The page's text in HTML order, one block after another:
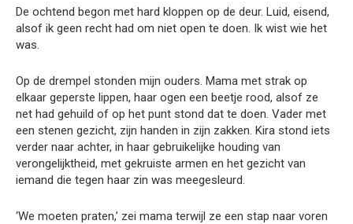
De ochtend begon met hard kloppen op de deur. Luid, eisend,
alsof ik geen recht had om niet open te doen. Ik wist wie het
was.
Op de drempel stonden mijn ouders. Mama met strak op
elkaar geperste lippen, haar ogen een beetje rood, alsof ze
net had gehuild of op het punt stond dat te doen. Vader met
een stenen gezicht, zijn handen in zijn zakken. Kira stond iets
verder naar achter, in haar gebruikelijke houding van
verongelijktheid, met gekruiste armen en het gezicht van
iemand die tegen haar zin was meegesleurd.
‘We moeten praten,’ zei mama terwijl ze een stap naar voren